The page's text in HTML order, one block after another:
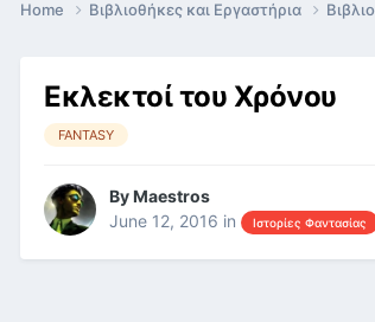
Home Βιβλιοθήκες και Εργαστήρια
Εκλεκτοί του Χρόνου
FANTASY
ByMaestros
June 12, 2016 in Ιστορίες Φαντασίας